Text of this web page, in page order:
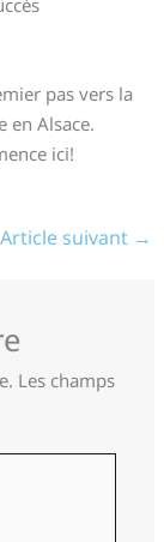
pas vers la
en Alsace.
ici!
Article suivant →
Les champs